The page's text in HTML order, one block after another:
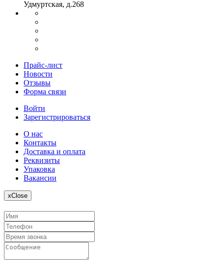
Удмуртская, д.268
Прайс-лист
Новости
Отзывы
Форма связи
Войти
Зарегистрироваться
О нас
Контакты
Доставка и оплата
Реквизиты
Упаковка
Вакансии
xClose